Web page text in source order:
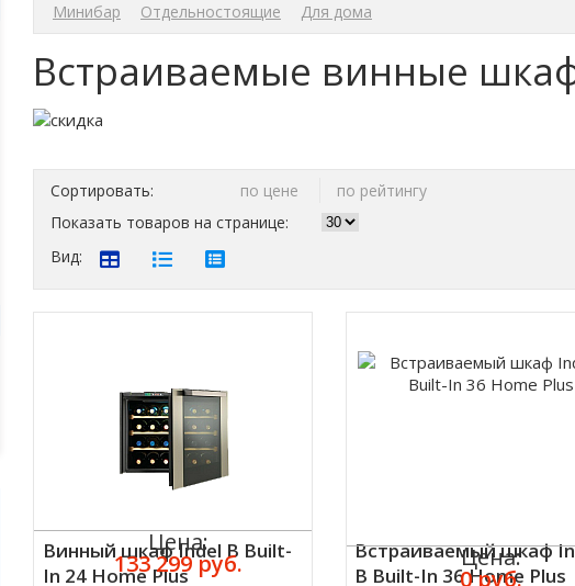
Минибар Отдельностоящие Для дома
Встраиваемые винные
Сортировать: по цене
по рейтингу
Показать товаров на странице:
Вид:
Винный шкаф Indel B Built-
In 24 Home Plus
Цена:
133 299 руб.
Встраиваемый шкаф
B Built-In 36 Home Plus
Цена:
0 руб.